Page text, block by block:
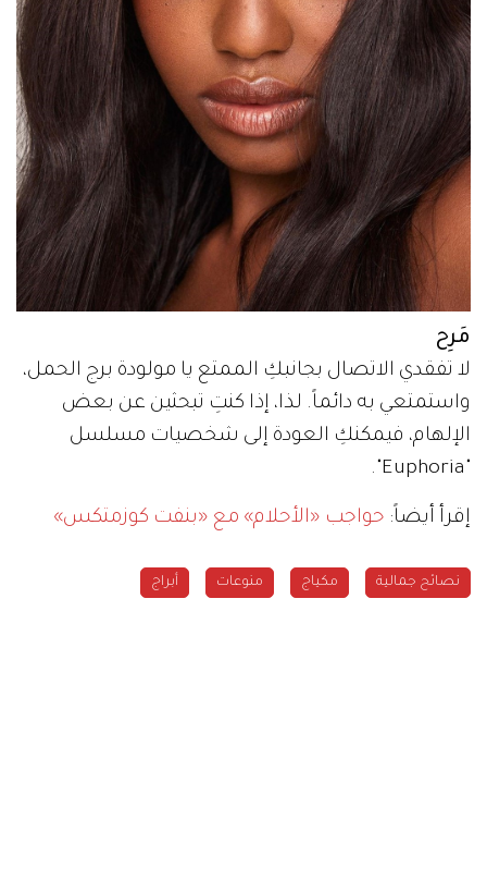
مَرِح
لا تفقدي الاتصال بجانبكِ الممتع يا مولودة برج الحمل،
واستمتعي به دائماً. لذا، إذا كنتِ تبحثين عن بعض
الإلهام، فيمكنكِ العودة إلى شخصيات مسلسل
"Euphoria".
إقرأ أيضاً: حواجب «الأحلام» مع «بنفت كوزمتكس»
نصائح جمالية مكياج منوعات أبراج